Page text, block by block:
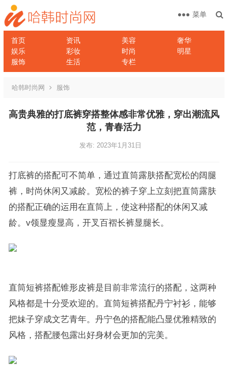
首页 资讯 美容
奢华
娱乐
彩妆 时尚
明星
服饰
生活 专栏
菜单
哈韩时尚网 服饰
高贵典雅的打底裤穿搭整体感非常优雅，穿出潮流风
范，青春活力
发布: 2023年1月31日
打底裤的搭配可不简单，通过直筒露肤搭配宽松的阔腿
裤，时尚休闲又减龄。宽松的裤子穿上立刻把直筒露肤
的搭配正确的运用在直筒上，使这种搭配的休闲又减
龄。v领显瘦显高，开叉百褶长裤显腿长。
直筒短裤搭配锥形皮裤是目前非常流行的搭配，这两种
风格都是十分受欢迎的。直筒短裤搭配丹宁衬衫，能够
把妹子穿成文艺青年。丹宁色的搭配能凸显优雅精致的
风格，搭配腰包露出好身材会更加的完美。